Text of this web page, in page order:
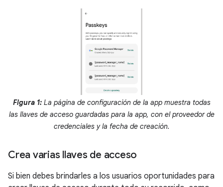
Figura 1:La página de configuración de la app muestra todas
las llaves de acceso guardadas para la app, con el proveedor de
credenciales y la fecha de creación.
Crea varias llaves de acceso
Si bien debes brindarles a los usuarios oportunidades para